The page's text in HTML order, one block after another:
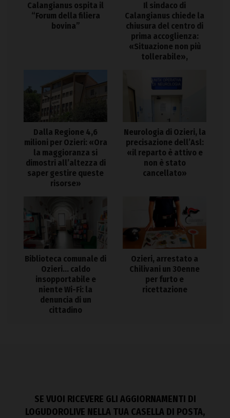
Calangianus ospita il
“Forum della filiera
bovina”
Il sindaco di
Calangianus chiede la
chiusura del centro di
prima accoglienza:
«Situazione non più
tollerabile»,
Dalla Regione 4,6
milioni per Ozieri: «Ora
la maggioranza si
dimostri all’altezza di
saper gestire queste
risorse»
Neurologia di Ozieri, la
precisazione dell’Asl:
«il reparto è attivo e
non è stato
cancellato»
Biblioteca comunale di
Ozieri… caldo
insopportabile e
niente Wi-Fi: la
denuncia di un
cittadino
Ozieri, arrestato a
Chilivani un 30enne
per furto e
ricettazione
SE VUOI RICEVERE GLI AGGIORNAMENTI DI
LOGUDOROLIVE NELLA TUA CASELLA DI POSTA,